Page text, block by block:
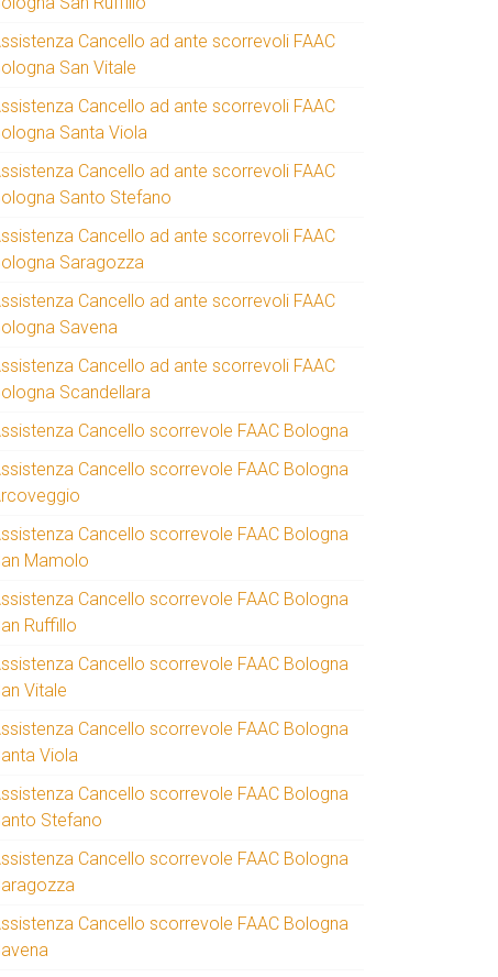
Cancello ad ante scorrevoli FAAC
San Vitale
Cancello ad ante scorrevoli FAAC
Santa Viola
Cancello ad ante scorrevoli FAAC
Santo Stefano
Cancello ad ante scorrevoli FAAC
Saragozza
Cancello ad ante scorrevoli FAAC
Savena
Cancello ad ante scorrevoli FAAC
Scandellara
Cancello scorrevole FAAC Bologna
Cancello scorrevole FAAC Bologna
Cancello scorrevole FAAC Bologna
Mamolo
Cancello scorrevole FAAC Bologna
Ruffillo
Cancello scorrevole FAAC Bologna
Vitale
Cancello scorrevole FAAC Bologna
Viola
Cancello scorrevole FAAC Bologna
Stefano
Cancello scorrevole FAAC Bologna
Cancello scorrevole FAAC Bologna